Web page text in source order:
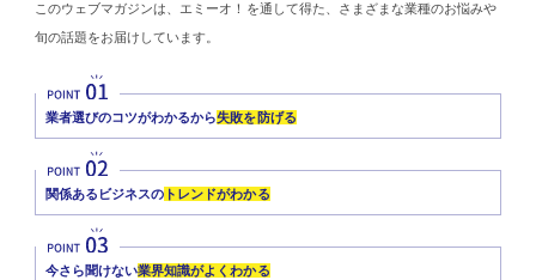
このウェブマガジンは、エミーオ！を通して得た、さまざまな業種のお悩みや
旬の話題をお届けしています。
業者選びのコツがわかるから失敗を防げる
関係あるビジネスの トレンドがわかる
今さら聞けない業界知識がよくわかる